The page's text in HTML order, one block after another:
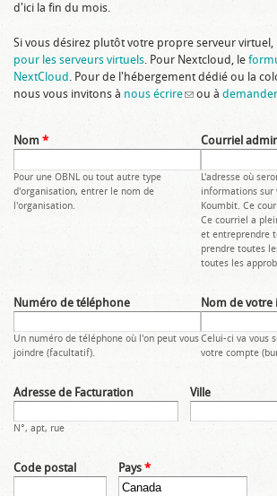
d'ici la fin du mois.
Si vous désirez plutôt votre propre serveur virtuel,
pour les serveurs virtuels. Pour Nextcloud, le
NextCloud. Pour de l'hébergement dédié ou la
nous vous invitons à nous écrire(link sends e-mail)
ou à
Nom *
Pour une OBNL ou tout autre type
d'organisation, entrer le nom de
l'organisation.
Courriel
L'adresse où
informations sur
Koumbit. Ce
Ce courriel a
et entreprendre
prendre toutes
toutes les
Numéro de téléphone
Un numéro de téléphone où l'on peut vous
joindre (facultatif).
Nom de
Celui-ci va vous
votre compte
Adresse de Facturation
N°, apt, rue
Ville
Code postal Pays *